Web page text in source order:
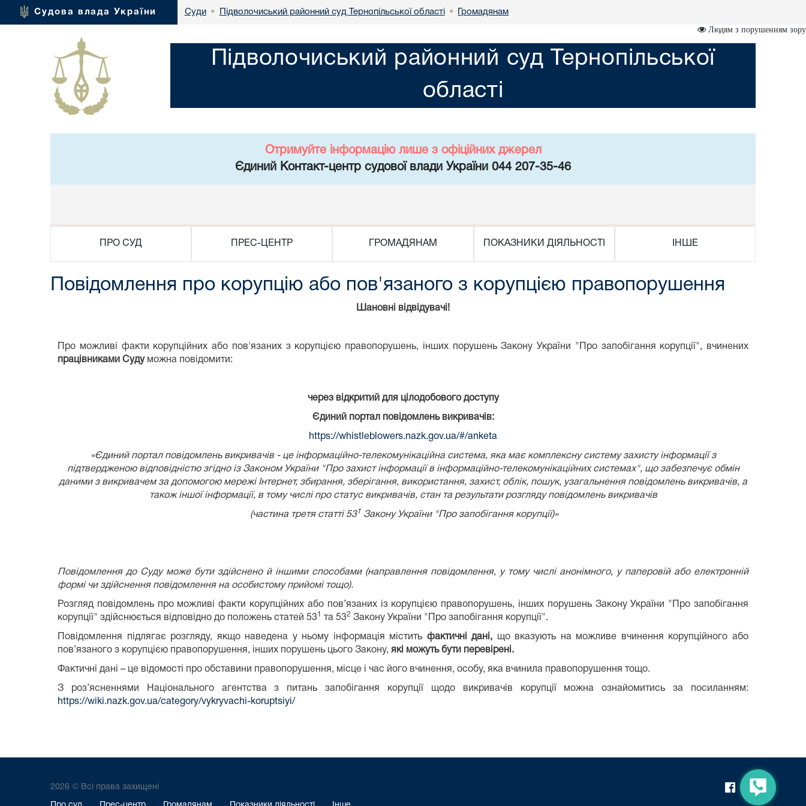
Судова влада України Суди • Підволочиський районний суд Тернопільської області • Громадянам
Людям з порушенням зору
Підволочиський районний суд Тернопільської
області
Отримуйте інформацію лише з офіційних джерел
Єдиний Контакт-центр судової влади України 044 207-35-46
ПРО СУД ПРЕС-ЦЕНТР ГРОМАДЯНАМ ПОКАЗНИКИ ДІЯЛЬНОСТІ ІНШЕ
Повідомлення про корупцію або пов'язаного з корупцією правопорушення
Шановні відвідувачі!
Про можливі факти корупційних або пов'язаних з корупцією правопорушень, інших порушень Закону України "Про запобігання корупції", вчинених
працівниками Судуможна повідомити:
через відкритий для цілодобового доступу
Єдиний портал повідомлень викривачів:
https://whistleblowers.nazk.gov.ua/#/anketa
«Єдиний портал повідомлень викривачів - це інформаційно-телекомунікаційна система, яка має комплексну систему захисту інформації з
підтвердженою відповідністю згідно із Законом України"Про захист інформації в інформаційно-телекомунікаційних системах", що забезпечує обмін
даними з викривачем за допомогою мережі Інтернет, збирання, зберігання, використання, захист, облік, пошук, узагальнення повідомлень викривачів, а
також іншої інформації, в тому числі про статус викривачів, стан та результати розгляду повідомлень викривачів
(частина третя статті 531 Закону України "Про запобігання корупції)»
Повідомлення до Суду може бути здійснено й іншими способами (направлення повідомлення, у тому числі анонімного, у паперовій або електронній
формі чи здійснення повідомлення на особистому прийомі тощо).
Розгляд повідомлень про можливі факти корупційних або пов’язаних із корупцією правопорушень, інших порушень Закону України "Про запобігання
корупції" здійснюється відповідно до положень статей 531 та 532 Закону України "Про запобігання корупції".
Повідомлення підлягає розгляду, якщо наведена у ньому інформація містить фактичні дані, що вказують на можливе вчинення корупційного або
пов’язаного з корупцією правопорушення, інших порушень цього Закону, які можуть бути перевірені.
Фактичні дані – це відомості про обставини правопорушення, місце і час його вчинення, особу, яка вчинила правопорушення тощо.
З роз’ясненнями Національного агентства з питань запобігання корупції щодо викривачів корупції можна ознайомитись за посиланням:
https://wiki.nazk.gov.ua/category/vykryvachi-koruptsiyi/
2026 © Всі права захищені